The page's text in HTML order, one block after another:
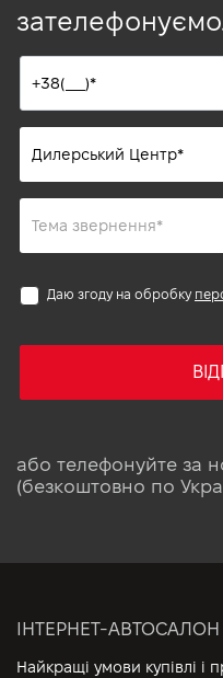
Даю згоду на обробку
або телефонуйте за
(безкоштовно по
ІНТЕРНЕТ-АВТОСАЛОН
Найкращі умови купівлі і